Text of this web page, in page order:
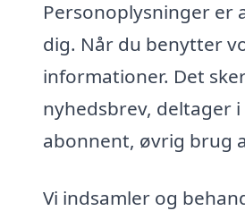
Personoplysninger er
dig. Når du benytter
informationer. Det
nyhedsbrev, deltager
abonnent, øvrig brug
Vi indsamler og